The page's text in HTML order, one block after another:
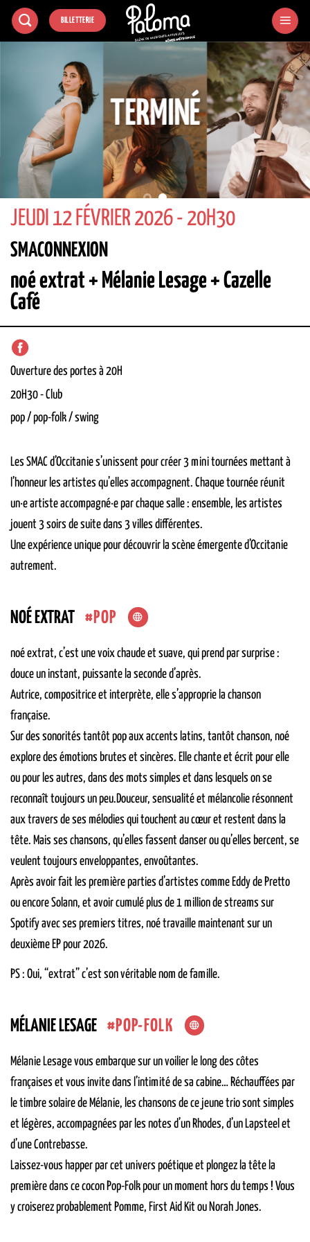
Passer
BILLETTERIE
TERMINÉ
JEUDI 12 FÉVRIER 2026 - 20H30
SMACONNEXION
noé extrat + Mélanie Lesage + Cazelle
Café
Ouverture des portes à 20H
20H30-Club
pop / pop-folk / swing
Les SMAC d’Occitanie s’unissent pour créer 3minitournées mettantà
l’honneur les artistes qu’elles accompagnent. Chaque tournée réunit
un·eartisteaccompagné·epar chaque salle: ensemble, les artistes
jouent3 soirs de suite dans 3 villes différentes.
Une expérience unique pour découvrir la scène émergente d’Occitanie
autrement.
NOÉ EXTRAT POP
noé extrat, c’est une voix chaude et suave, qui prend par surprise :
douce un instant, puissante la seconde d’après.
Autrice, compositrice et interprète, elle s’approprie la chanson
française.
Sur des sonorités tantôt pop aux accents latins, tantôt chanson, noé
explore des émotions brutes et sincères. Elle chante et écrit pour elle
ou pour les autres, dans des mots simples et dans lesquels on se
reconnaît toujours un peu.Douceur, sensualité et mélancolie résonnent
aux travers de ses mélodies qui touchent au cœur et restent dans la
tête. Mais ses chansons, qu’elles fassent danser ou qu’elles bercent, se
veulent toujours enveloppantes, envoûtantes.
Après avoir fait les première parties d’artistes comme Eddy de Pretto
ou encore Solann, et avoir cumulé plus de 1 million de streams sur
Spotify avec ses premiers titres, noé travaille maintenant sur un
deuxième EP pour 2026.
PS : Oui, “extrat” c’est son véritable nom de famille.
MÉLANIE LESAGE POP-FOLK
Mélanie Lesage vous embarque sur un voilier le long des côtes
françaises et vous invite dans l’intimité de sa cabine… Réchauffées par
le timbre solaire de Mélanie, les chansons de ce jeune trio sont simples
et légères, accompagnées par les notes d’un Rhodes, d’un Lapsteel et
d’une Contrebasse.
Laissez-vous happer par cet univers poétique et plongez la tête la
première dans ce cocon Pop-Folk pour un moment hors du temps ! Vous
y croiserez probablement Pomme, First Aid Kit ou Norah Jones.